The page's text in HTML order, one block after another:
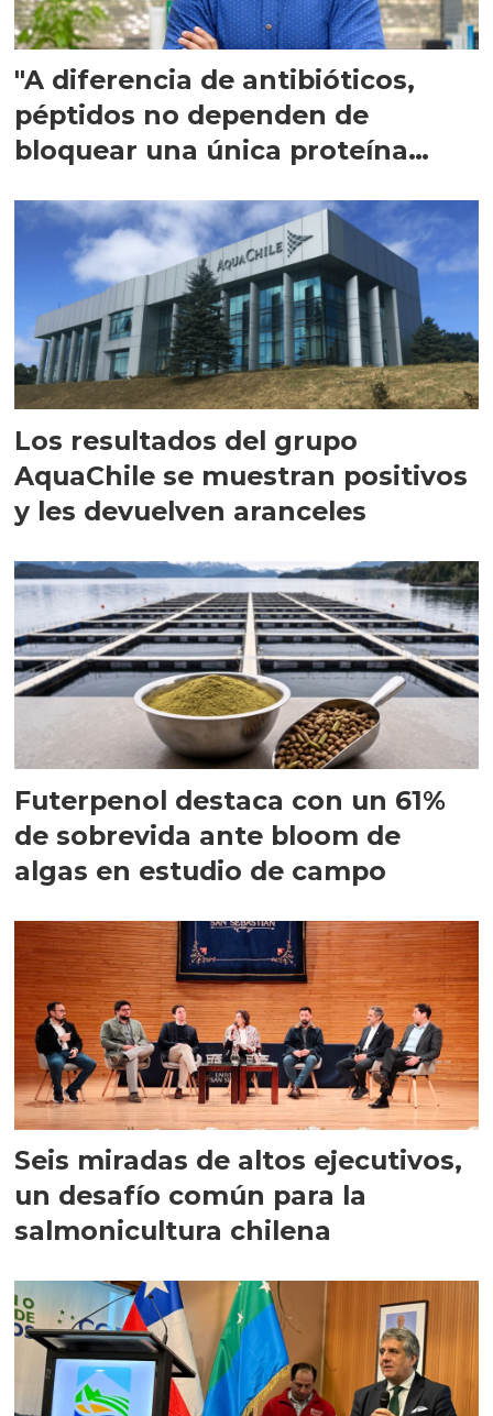
"A diferencia de antibióticos,
péptidos no dependen de
bloquear una única proteína
Los resultados del grupo
AquaChile se muestran positivos
y les devuelven aranceles
Futerpenol destaca con un 61%
de sobrevida ante bloom de
algas en estudio de campo
Seis miradas de altos ejecutivos,
un desafío común para la
salmonicultura chilena